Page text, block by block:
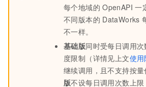
每个地域的 OpenAPI 一
不同版本的 DataWorks
不一样。
基础版同时受每日调用
度限制（详情见上文使用
继续调用，且不支持按量
版不设每日调用次数上